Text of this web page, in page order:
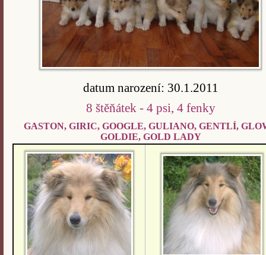
datum narození: 30.1.2011
8 štěňátek - 4 psi, 4 fenky
GASTON, GIRIC, GOOGLE, GULIANO, GENTLÍ,
GOLDIE, GOLD LADY